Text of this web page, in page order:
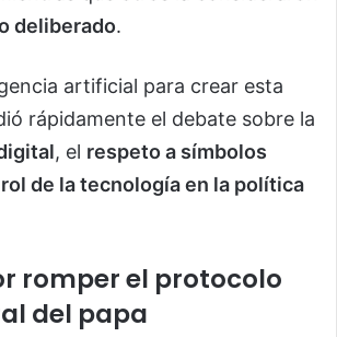
deliberado.
artificial para crear esta
rápidamente el debate sobre la
, el respeto a símbolos
rol de la tecnología en la política
romper el protocolo
del papa